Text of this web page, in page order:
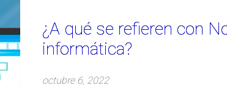
¿A qué se refieren con
informática?
octubre 6, 2022